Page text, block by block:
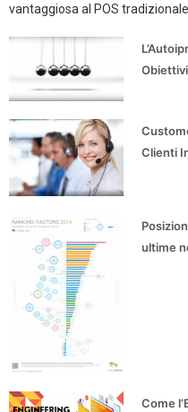
vantaggiosa al POS
Clienti
ultime
Come